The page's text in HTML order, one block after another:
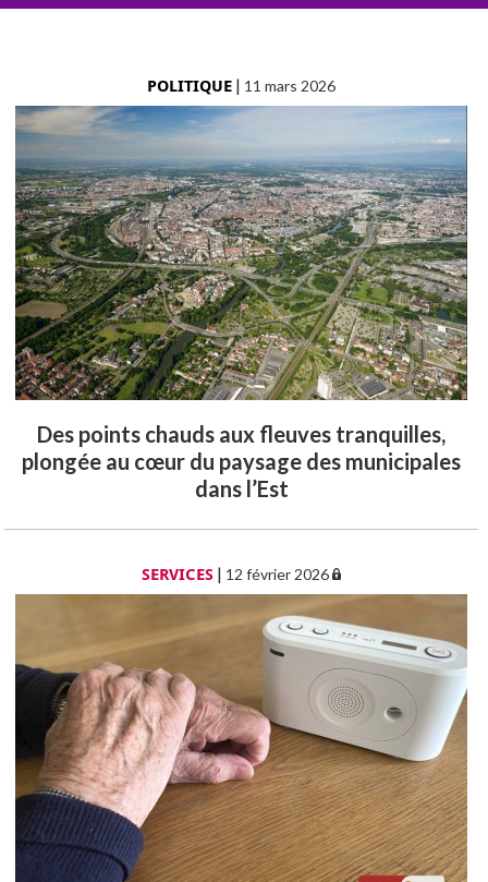
POLITIQUE | 11 mars 2026
Des points chauds aux fleuves tranquilles,
plongée au cœur du paysage des municipales
dans l’Est
SERVICES | 12 février 2026